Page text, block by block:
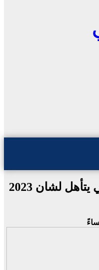
رسميا.. المنتخب المغربي يتأهل لشان 2023